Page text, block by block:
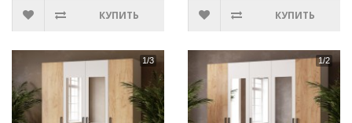
КУПИТЬ КУПИТЬ